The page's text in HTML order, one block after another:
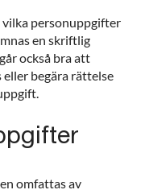
personuppgifter
en skriftlig
också bra att
begära rättelse
omfattas av